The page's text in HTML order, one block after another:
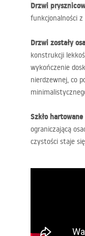
Drzwi
funkcjonalności z
Drzwi zostały
konstrukcji
wykończenie
nierdzewnej, co
Szkło
ograniczającą
czystości staje